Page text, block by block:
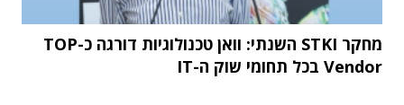
מחקר STKI השנתי: וואן טכנולוגיות דורגה כ-TOP
Vendor בכל תחומי שוק ה-IT